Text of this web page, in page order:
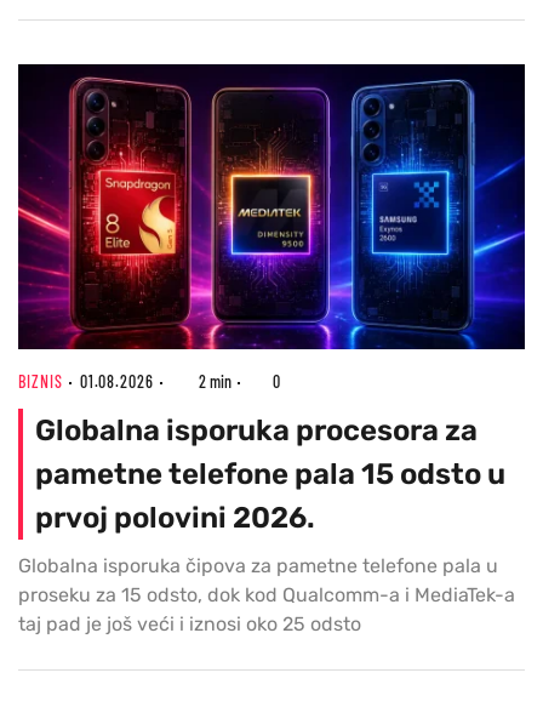
BIZNIS 01.08.2026 2 min 0
Globalna isporuka procesora za
pametne telefone pala 15 odsto u
prvoj polovini 2026.
Globalna isporuka čipova za pametne telefone pala u
proseku za 15 odsto, dok kod Qualcomm-a i MediaTek-a
taj pad je još veći i iznosi oko 25 odsto